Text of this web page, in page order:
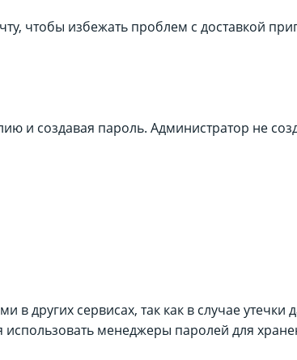
чтобы избежать проблем с доставкой
и создавая пароль. Администратор не
других сервисах, так как в случае утечки
использовать менеджеры паролей для